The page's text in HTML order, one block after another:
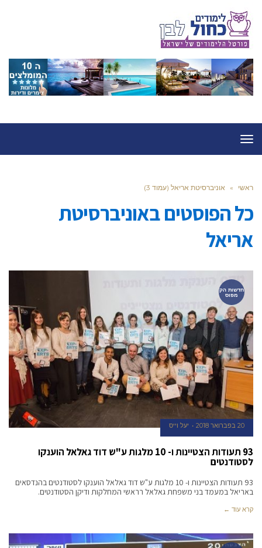
תפריט
ראשי » אוניברסיטת אריאל (עמוד 3)
כל הפוסטים באוניברסיטת
אריאל
חדשות הק
מפוס
20 בפברואר 2018 יעל וייס
93 תעודות הצטיינות ו- 10 מלגות ע"ש דוד גאלאל הוענקו
לסטודנטים
93 תעודות הצטיינות ו- 10 מלגות ע"ש דוד גאלאל הוענקו לסטודנטים בהנדסאים
באריאל במעמד בני משפחת גאלאל רראשי המחלקות ודיקן הסטודנטים.
קרא עוד ←